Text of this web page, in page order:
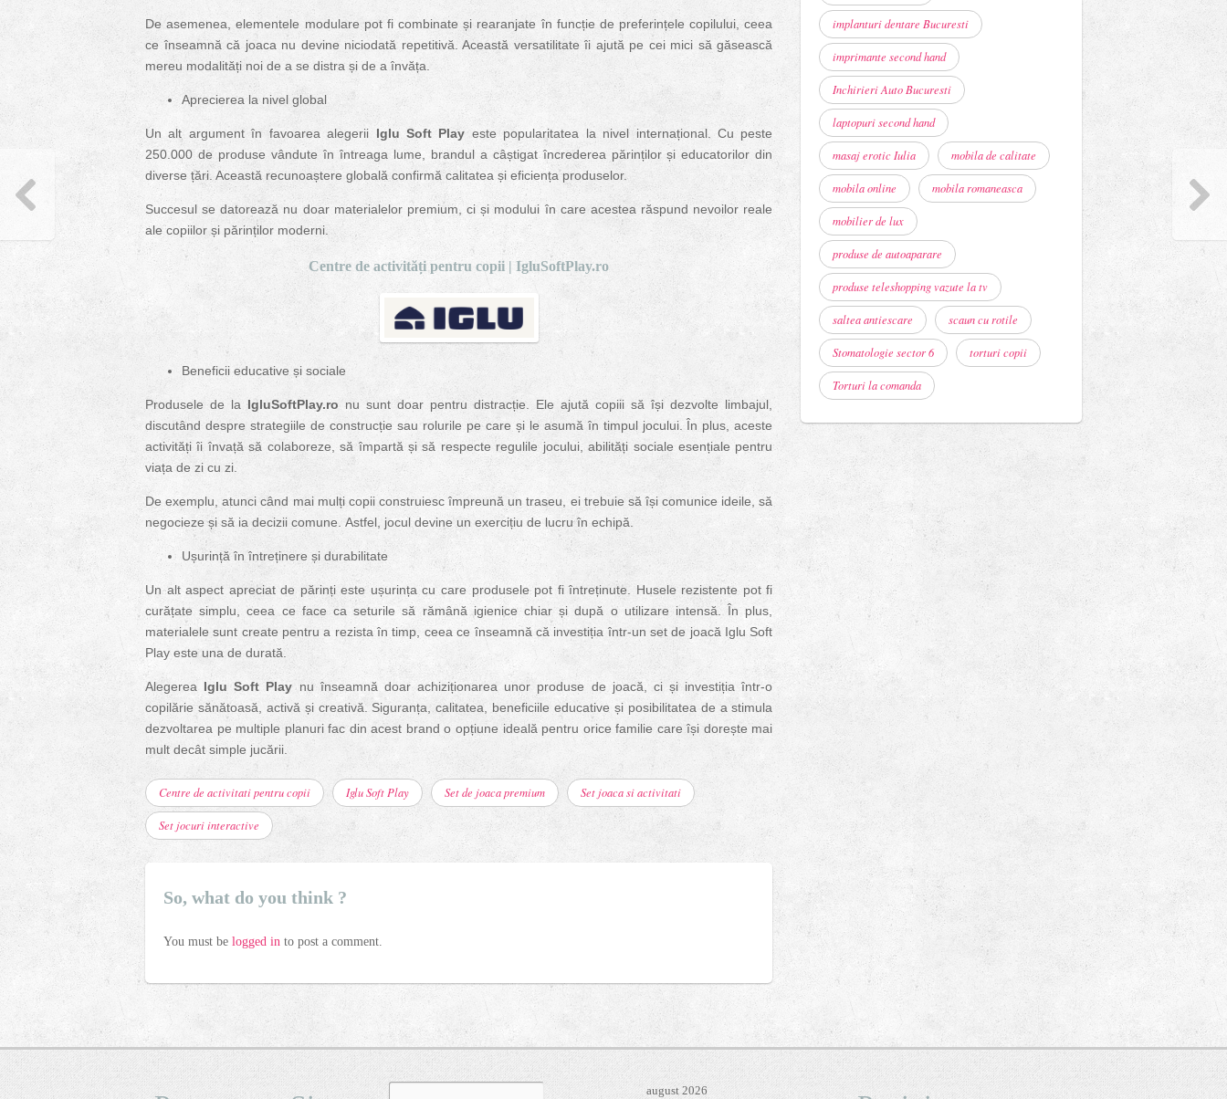
De asemenea, elementele modulare pot fi combinate și rearanjate în funcție de preferințele copilului, ceea
ce înseamnă că joaca nu devine niciodată repetitivă. Această versatilitate îi ajută pe cei mici să găsească
mereu modalități noi de a se distra și de a învăța.
Aprecierea la nivel global
Un alt argument în favoarea alegerii Iglu Soft Play este popularitatea la nivel internațional. Cu peste
250.000 de produse vândute în întreaga lume, brandul a câștigat încrederea părinților și educatorilor din
diverse țări. Această recunoaștere globală confirmă calitatea și eficiența produselor.
Succesul se datorează nu doar materialelor premium, ci și modului în care acestea răspund nevoilor reale
ale copiilor și părinților moderni.
Centre de activități pentru copii |IgluSoftPlay.ro
Beneficii educative și sociale
Produsele de laIgluSoftPlay.ro nu sunt doar pentru distracție. Ele ajută copiii să își dezvolte limbajul,
discutând despre strategiile de construcție sau rolurile pe care și le asumă în timpul jocului. În plus, aceste
activități îi învață să colaboreze, să împartă și să respecte regulile jocului, abilități sociale esențiale pentru
viața de zi cu zi.
De exemplu, atunci când mai mulți copii construiesc împreună un traseu, ei trebuie să își comunice ideile, să
negocieze și să ia decizii comune.Astfel, jocul devine un exercițiu de lucru în echipă.
Ușurință în întreținere și durabilitate
Un alt aspect apreciat de părinți este ușurința cu care produsele pot fi întreținute. Husele rezistente pot fi
curățate simplu, ceea ce face ca seturile să rămână igienice chiar și după o utilizare intensă. În plus,
materialele sunt create pentru a rezista în timp, ceea ce înseamnă că investiția într-un set de joacă Iglu Soft
Play este una de durată.
Alegerea Iglu Soft Play nu înseamnă doar achiziționarea unor produse de joacă, ci și investiția într-o
copilărie sănătoasă, activă și creativă. Siguranța, calitatea, beneficiile educative și posibilitatea de a stimula
dezvoltarea pe multiple planuri fac din acest brand o opțiune ideală pentru orice familie care își dorește mai
mult decât simple jucării.
Centre de activitati pentru copii Iglu Soft Play Set de joaca premium Set joaca si activitati
Set jocuri interactive
So, what do you think ?
You must be logged in to post a comment.
implanturi dentare Bucuresti
imprimante second hand
Inchirieri Auto Bucuresti
laptopuri second hand
masaj erotic Iulia mobila de calitate
mobila online mobila romaneasca
mobilier de lux
produse de autoaparare
produse teleshopping vazute la tv
saltea antiescare scaun cu rotile
Stomatologie sector 6 torturi copii
Torturi la comanda
august 2026